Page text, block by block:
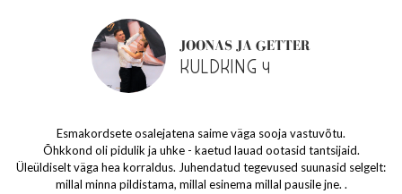
JOONAS JA GETTER
KULDKING 4
Esmakordsete osalejatena saime väga sooja vastuvõtu.
Õhkkond oli pidulik ja uhke - kaetud lauad ootasid tantsijaid.
Üleüldiselt väga hea korraldus. Juhendatud tegevused suunasid selgelt:
millal minna pildistama, millal esinema millal pausile jne. .